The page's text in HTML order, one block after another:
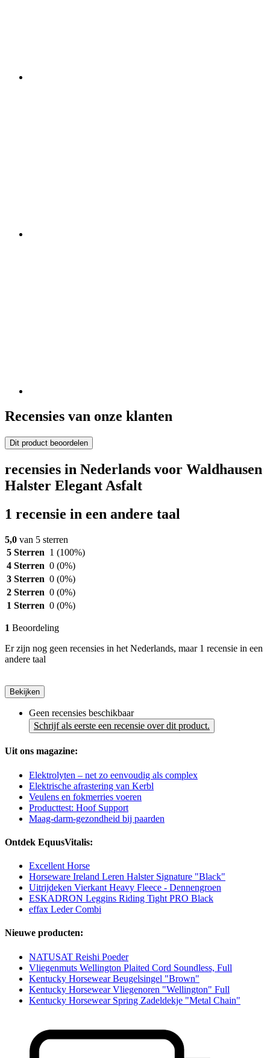
Recensies van onze klanten
Dit product beoordelen
recensies in Nederlands voor Waldhausen
Halster Elegant Asfalt
1 recensie in een andere taal
5,0 van 5 sterren
5 Sterren 1 (100%)
4 Sterren 0 (0%)
3 Sterren 0 (0%)
2 Sterren 0 (0%)
1 Sterren 0 (0%)
1 Beoordeling
Er zijn nog geen recensies in het Nederlands, maar 1 recensie in een
andere taal
Bekijken
Geen recensies beschikbaar
Schrijf als eerste een recensie over dit product.
Uit ons magazine:
Elektrolyten – net zo eenvoudig als complex
Elektrische afrastering van Kerbl
Veulens en fokmerries voeren
Producttest: Hoof Support
Maag-darm-gezondheid bij paarden
Ontdek EquusVitalis:
Excellent Horse
Horseware Ireland Leren Halster Signature "Black"
Uitrijdeken Vierkant Heavy Fleece - Dennengroen
ESKADRON Leggins Riding Tight PRO Black
effax Leder Combi
Nieuwe producten:
NATUSAT Reishi Poeder
Vliegenmuts Wellington Plaited Cord Soundless, Full
Kentucky Horsewear Beugelsingel "Brown"
Kentucky Horsewear Vliegenoren "Wellington" Full
Kentucky Horsewear Spring Zadeldekje "Metal Chain"